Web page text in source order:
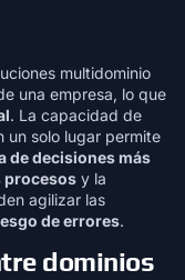
multidominio
una empresa, lo que
. La capacidad de
un solo lugar permite
de decisiones más
procesos y la
agilizar las
de errores.
dominios